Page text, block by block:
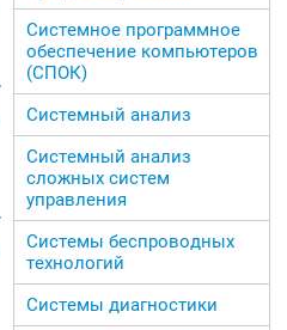
Системное программное
обеспечение компьютеров
(СПОК)
Системный анализ
Системный анализ
сложных систем
управления
Системы беспроводных
технологий
Системы диагностики